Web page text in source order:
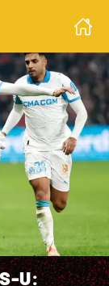
U: